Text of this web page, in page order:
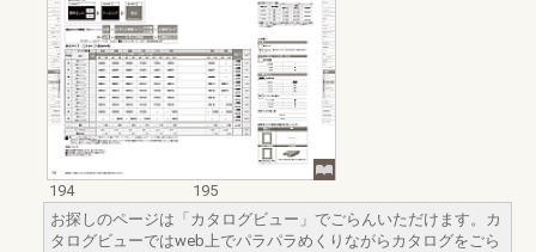
194
195
お探しのページは「カタログビュー」でごらんいただけます。カ
タログビューではweb上でパラパラめくりながらカタログをごら